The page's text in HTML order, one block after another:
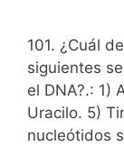
101. ¿Cuál
siguientes
el DNA?.: 1)
Uracilo. 5)
nucleótidos